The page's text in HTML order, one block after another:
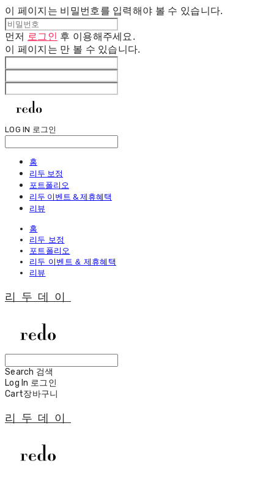
이 페이지는 비밀번호를 입력해야 볼 수 있습니다.
먼저 로그인 후 이용해주세요.
이 페이지는 만 볼 수 있습니다.
LOG IN 로그인
홈
리두 보정
포트폴리오
리두 이벤트 & 제휴혜택
리뷰
홈
리두 보정
포트폴리오
리두 이벤트 & 제휴혜택
리뷰
리두데이
Search 검색
Log In 로그인
Cart장바구니
리두데이